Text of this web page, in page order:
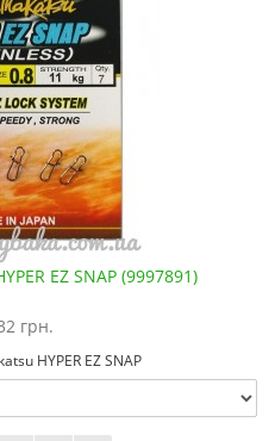
EZ SNAP (9997891)
грн.
HYPER EZ SNAP